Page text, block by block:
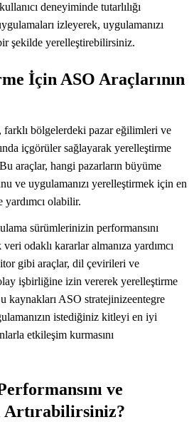
deneyiminde tutarlılığı
izleyerek, uygulamanızı
şekilde yerelleştirebilirsiniz.
İçin ASO Araçlarının
farklı bölgelerdeki pazar eğilimleri ve
içgörüler sağlayarak yerelleştirme
araçlar, hangi pazarların büyüme
ve uygulamanızı yerelleştirmek için en
olabilir.
sürümlerinizin performansını
odaklı kararlar almanıza yardımcı
gibi araçlar, dil çevirileri ve
işbirliğine izin vererek yerelleştirme
kaynakları ASO stratejinizeentegre
istediğiniz kitleyi en iyi
etkileşim kurmasını
ve
Artırabilirsiniz?